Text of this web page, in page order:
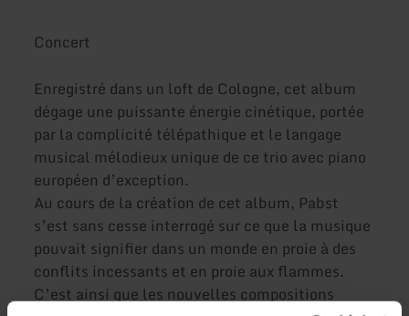
Concert
Enregistré dans un loft de Cologne, cet album
dégage une puissante énergie cinétique, portée
par la complicité télépathique et le langage
musical mélodieux unique de ce trio avec piano
européen d’exception.
Au cours de la création de cet album, Pabst
s’est sans cesse interrogé sur ce que la musique
pouvait signifier dans un monde en proie à des
conflits incessants et en proie aux flammes.
C’est ainsi que les nouvelles compositions